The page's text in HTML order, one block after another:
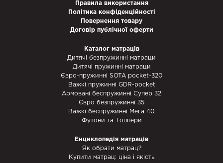
Правила використання
Політика конфіденційності
Повернення товару
Договір публічної оферти
Каталог матраців
Дитячі безпружинні матраци
Дитячі пружинні матраци
Євро-пружинні SOTA pocket-320
Важкі пружинні GDR-pocket
Армовані беспружинні Супер 32
Євро безпружинні 35
Важкі беспружинні Мега 40
Футони та Топпери
Енциклопедія матраців
Як обрати матрац?
Купити матрац: ціна і якість